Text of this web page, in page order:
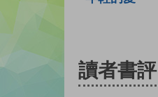
讀者書評